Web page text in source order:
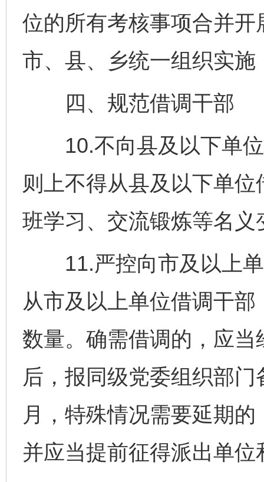
位的所有考核事项合并
市、县、乡统一组织实
四、规范借调干部
10.不向县及以下单位
则上不得从县及以下单
班学习、交流锻炼等名义
11.严控向市及以上单
从市及以上单位借调干
数量。确需借调的，应
后，报同级党委组织部
月，特殊情况需要延期
并应当提前征得派出单位